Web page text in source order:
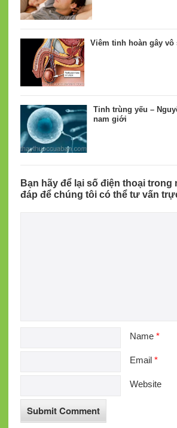
Viêm tinh hoàn gây vô
Tinh trùng yếu –
nam giới
Bạn hãy để lại số điện thoại trong
đáp để chúng tôi có thể tư vấn
Name *
Email *
Website